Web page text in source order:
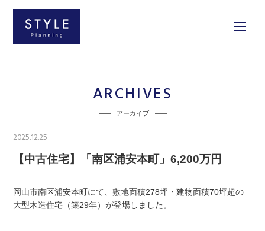
ARCHIVES
アーカイブ
2025.12.25
【中古住宅】「南区浦安本町」6,200万円
岡山市南区浦安本町にて、敷地面積278坪・建物面積70坪超の
大型木造住宅（築29年）が登場しました。